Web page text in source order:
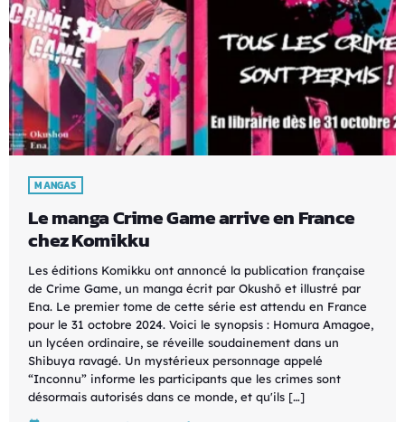
MANGAS
Le manga Crime Game arrive en France
chez Komikku
Les éditions Komikku ont annoncé la publication française
de Crime Game, un manga écrit par Okushō et illustré par
Ena. Le premier tome de cette série est attendu en France
pour le 31 octobre 2024. Voici le synopsis : Homura Amagoe,
un lycéen ordinaire, se réveille soudainement dans un
Shibuya ravagé. Un mystérieux personnage appelé
“Inconnu” informe les participants que les crimes sont
désormais autorisés dans ce monde, et qu'ils […]